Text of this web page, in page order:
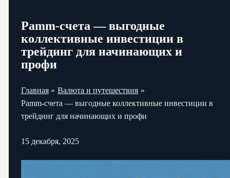
Pamm-счета — выгодные
коллективные инвестиции в
трейдинг для начинающих и
профи
Главная
Валюта и путешествия
Pamm-счета — выгодные коллективные инвестиции в
трейдинг для начинающих и профи
15 декабря, 2025